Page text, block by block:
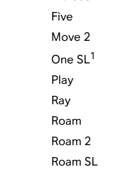
Five
Move 2
One SL1
Play
Ray
Roam
Roam 2
Roam SL